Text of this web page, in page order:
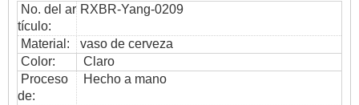
No. del ar
tículo:
RXBR-Yang-0209
Material:
vaso de cerveza
Color:
Claro
Proceso
de:
Hecho a mano